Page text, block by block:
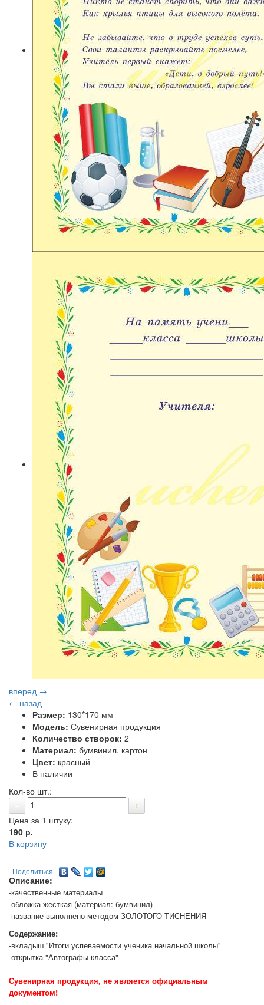
вперед →
← назад
Размер: 130*170 мм
Модель: Сувенирная продукция
Количество створок: 2
Материал: бумвинил, картон
Цвет: красный
В наличии
Кол-во шт.:
Цена за 1 штуку:
190 р.
В корзину
Поделиться
Описание:
-качественные материалы
-обложка жесткая (материал: бумвинил)
-название выполнено методом ЗОЛОТОГО ТИСНЕНИЯ
Содержание:
-вкладыш "Итоги успеваемости ученика начальной школы"
-открытка "Автографы класса"
Сувенирная продукция, не является официальным
документом!